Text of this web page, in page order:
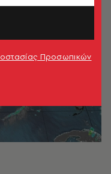
Προσωπικών